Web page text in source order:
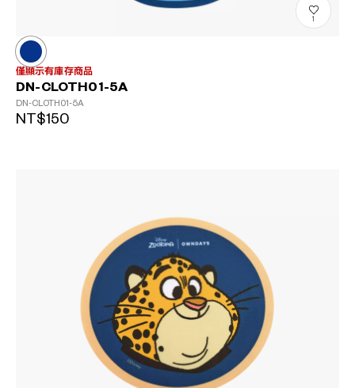
1
僅顯示有庫存商品
DN-CLOTH01-5A
DN-CLOTH01-5A
NT$150